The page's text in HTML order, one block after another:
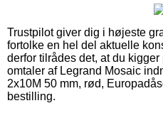
Trustpilot giver dig i højeste
fortolke en hel del aktuelle
derfor tilrådes det, at du
omtaler af Legrand Mosaic
2x10M 50 mm, rød,
bestilling.